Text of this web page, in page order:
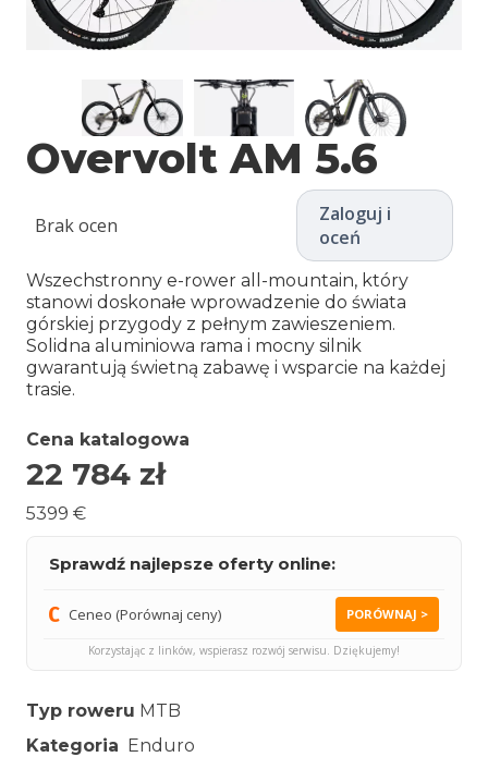
Overvolt AM 5.6
Brak ocen
Zaloguj i
oceń
Wszechstronny e-rower all-mountain, który
stanowi doskonałe wprowadzenie do świata
górskiej przygody z pełnym zawieszeniem.
Solidna aluminiowa rama i mocny silnik
gwarantują świetną zabawę i wsparcie na każdej
trasie.
Cena katalogowa
22 784 zł
5399 €
Sprawdź najlepsze oferty online:
Ceneo (Porównaj ceny) PORÓWNAJ >
Korzystając z linków, wspierasz rozwój serwisu. Dziękujemy!
Typ roweru MTB
Kategoria Enduro